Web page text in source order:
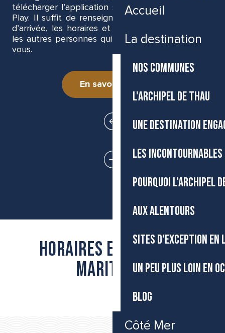
Accueil
La destination
NOS COMMUNES
L'ARCHIPEL DE THAU
UNE DESTINATION
LES
POURQUOI L'ARCHIPEL
AUX ALENTOURS
SITES D'EXCEPTION EN
UN PEU PLUS LOIN EN
BLOG
Côté Mer
télécharger l’application sur App Store et Google
Play. Il suffit de renseigner son lieu de départ et
d’arrivée, les horaires et vous trouvez facilement
les autres personnes qui font ce trajet autour de
vous.
En savoir plus
horaires et liaisons
maritimes
Horaires ponts Sète
Horaires des ponts à frontignan
Croisières et ferries depuis le port de sète